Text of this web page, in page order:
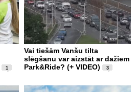
1
Vai tiešām Vanšu tilta
slēgšanu var aizstāt ar dažiem
Park&Ride? (+ VIDEO)
3